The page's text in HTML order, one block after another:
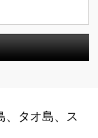
、タオ島、ス